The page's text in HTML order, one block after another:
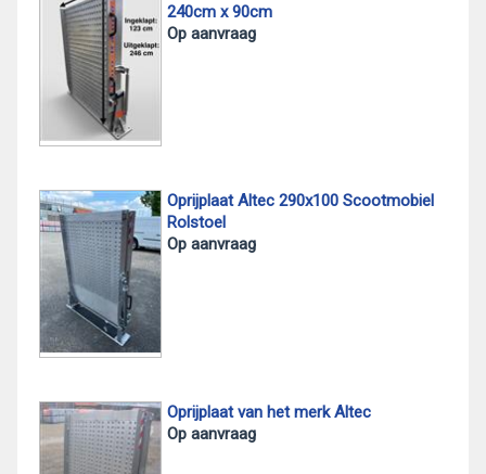
240cm x 90cm
Op aanvraag
Oprijplaat Altec 290x100 Scootmobiel
Rolstoel
Op aanvraag
Oprijplaat van het merk Altec
Op aanvraag